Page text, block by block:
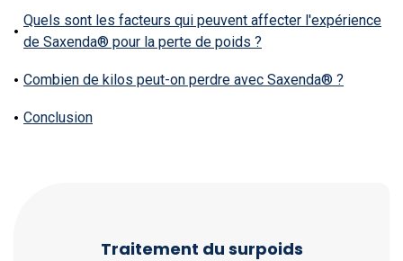
Quels sont les facteurs qui peuvent affecter l'expérience
de Saxenda® pour la perte de poids ?
Combien de kilos peut-on perdre avec Saxenda® ?
Conclusion
Traitement du surpoids